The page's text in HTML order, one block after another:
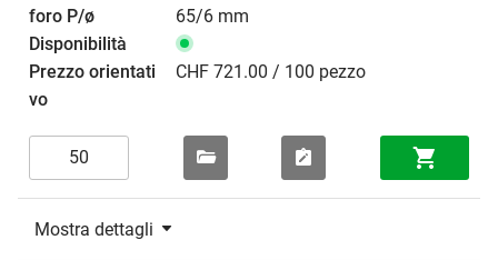
65/6 mm
CHF 721.00 / 100 pezzo
Mostra dettagli